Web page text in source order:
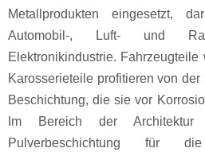
Metallprodukten eingesetzt,
Automobil-, Luft- und
Elektronikindustrie.
Karosserieteile profitieren von
Beschichtung, die sie vor
Im Bereich der
Pulverbeschichtung für